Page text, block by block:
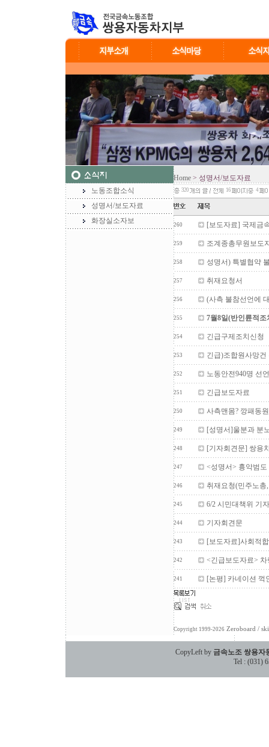
노동조합소식
성명서/보도자료
화장실소자보
Home > 성명서/보도자료
320 16 4
260 [보도자료] 국제금
259 조계종총무원보도
258 성명서) 특별협약
257 취재요청서
256 (사측 불참선언에
255 7월8일(반인륜적
254 긴급구제조치신청
253 긴급)조합원사망
252 노동안전940명 선
251 긴급보도자료
250 사측맨몸? 깡패동
249 [성명서]울분과 분
248 [기자회견문] 쌍용
247 <성명서> 흉악범
246 취재요청(민주노
245 6/2 시민대책위 기
244 기자회견문
243 [보도자료]사회적
242 <긴급보도자료>
241 [논평] 카네이션 꺽
Copyright 1999-2026 Zeroboard /
CopyLeft by 금속노조 쌍용자
Tel : (031)